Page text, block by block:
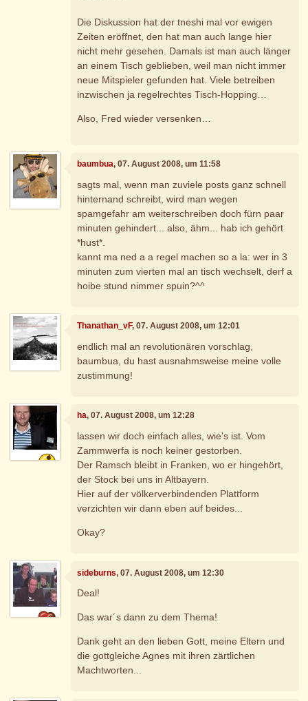
Die Diskussion hat der tneshi mal vor ewigen
Zeiten eröffnet, den hat man auch lange hier
nicht mehr gesehen. Damals ist man auch länger
an einem Tisch geblieben, weil man nicht immer
neue Mitspieler gefunden hat. Viele betreiben
inzwischen ja regelrechtes Tisch-Hopping…
Also, Fred wieder versenken…
baumbua, 07. August 2008, um 11:58
sagts mal, wenn man zuviele posts ganz schnell
hinternand schreibt, wird man wegen
spamgefahr am weiterschreiben doch fürn paar
minuten gehindert... also, ähm... hab ich gehört
*hust*.
kannt ma ned a a regel machen so a la: wer in 3
minuten zum vierten mal an tisch wechselt, derf a
hoibe stund nimmer spuin?^^
Thanathan_vF, 07. August 2008, um 12:01
endlich mal an revolutionären vorschlag,
baumbua, du hast ausnahmsweise meine volle
zustimmung!
ha, 07. August 2008, um 12:28
lassen wir doch einfach alles, wie's ist. Vom
Zammwerfa is noch keiner gestorben.
Der Ramsch bleibt in Franken, wo er hingehört,
der Stock bei uns in Altbayern.
Hier auf der völkerverbindenden Plattform
verzichten wir dann eben auf beides...
Okay?
sideburns, 07. August 2008, um 12:30
Deal!
Das war´s dann zu dem Thema!
Dank geht an den lieben Gott, meine Eltern und
die gottgleiche Agnes mit ihren zärtlichen
Machtworten...